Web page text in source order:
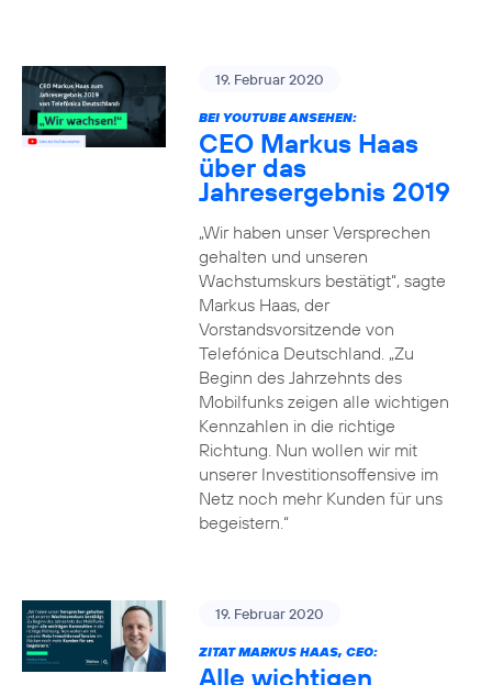
19. Februar 2020
BEI YOUTUBE ANSEHEN:
CEO Markus Haas
über das
Jahresergebnis 2019
„Wir haben unser Versprechen
gehalten und unseren
Wachstumskurs bestätigt“, sagte
Markus Haas, der
Vorstandsvorsitzende von
Telefónica Deutschland. „Zu
Beginn des Jahrzehnts des
Mobilfunks zeigen alle wichtigen
Kennzahlen in die richtige
Richtung. Nun wollen wir mit
unserer Investitionsoffensive im
Netz noch mehr Kunden für uns
begeistern.“
19. Februar 2020
ZITAT MARKUS HAAS, CEO:
Alle wichtigen